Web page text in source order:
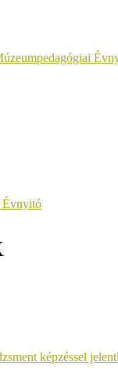
Évnyitó
képzéssel